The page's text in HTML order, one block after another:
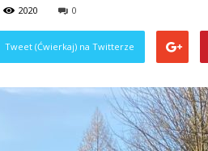
2020 0
Tweet (Ćwierkaj) na Twitterze